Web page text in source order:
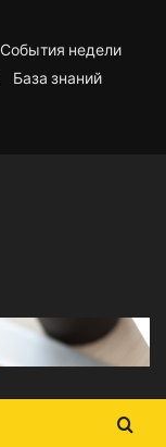
События недели
База знаний